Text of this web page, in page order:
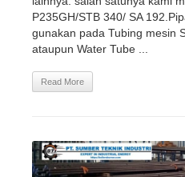
P235GH/STB 340/ SA
gunakan pada Tubing mesin
ataupun Water Tube ...
Read More